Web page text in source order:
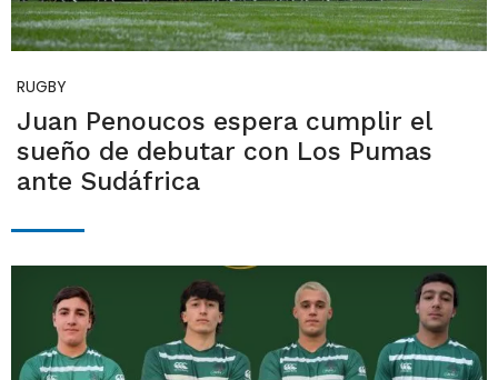
RUGBY
Juan Penoucos espera cumplir el
sueño de debutar con Los Pumas
ante Sudáfrica